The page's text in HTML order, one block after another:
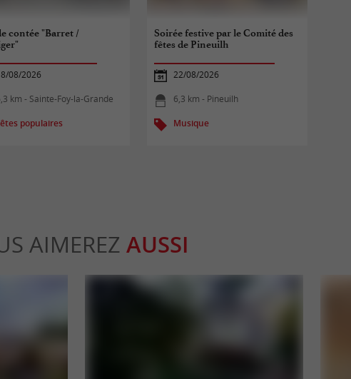
contée "Barret /
08/2026
km - Sainte-Foy-la-Grande
populaires
Soirée festive par le Comité des
fêtes de Pineuilh
22/08/2026
6,3 km - Pineuilh
Musique
AIMEREZ AUSSI